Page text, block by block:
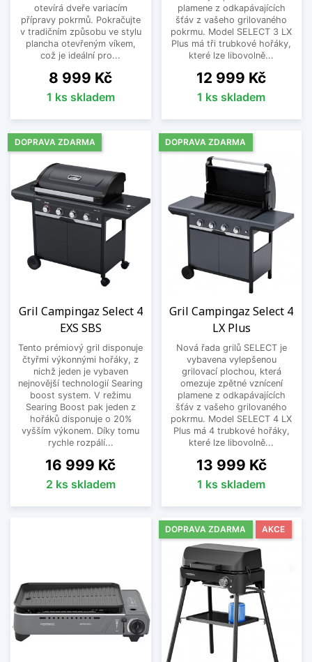
otevírá dveře variacím
přípravy pokrmů. Pokračujte
v tradičním způsobu ve stylu
plancha otevřeným víkem,
což je ideální pro...
Cena
8 999 Kč
1 ks skladem
plamene z odkapávajících
šťáv z vašeho grilovaného
pokrmu. Model SELECT 3 LX
Plus má tři trubkové hořáky,
které lze libovolně...
Cena
12 999 Kč
1 ks skladem
Gril Campingaz Select 4
EXS SBS
Tento prémiový gril disponuje
čtyřmi výkonnými hořáky, z
nichž jeden je vybaven
nejnovější technologií Searing
boost system. V režimu
Searing Boost pak jeden z
hořáků disponuje o 20%
vyšším výkonem. Díky tomu
rychle rozpálí...
Cena
16 999 Kč
2 ks skladem
DOPRAVA ZDARMA
Gril Campingaz Select 4
LX Plus
Nová řada grilů SELECT je
vybavena vylepšenou
grilovací plochou, která
omezuje zpětné vznícení
plamene z odkapávajících
šťáv z vašeho grilovaného
pokrmu. Model SELECT 4 LX
Plus má 4 trubkové hořáky,
které lze libovolně...
Cena
13 999 Kč
1 ks skladem
DOPRAVA ZDARMA
DOPRAVA ZDARMA AKCE